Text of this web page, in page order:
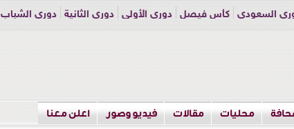
السعودي كأس فيصل دوري الأولى دوري الثانية
دوري الشباب
محليات مقالات فيديو وصور اعلن معنا